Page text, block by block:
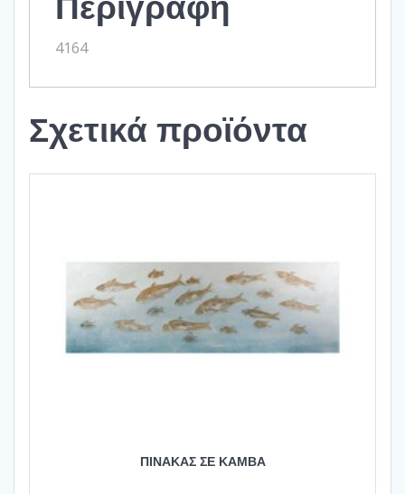
4164
Σχετικά προϊόντα
ΠΙΝΑΚΑΣ ΣΕ ΚΑΜΒΑ